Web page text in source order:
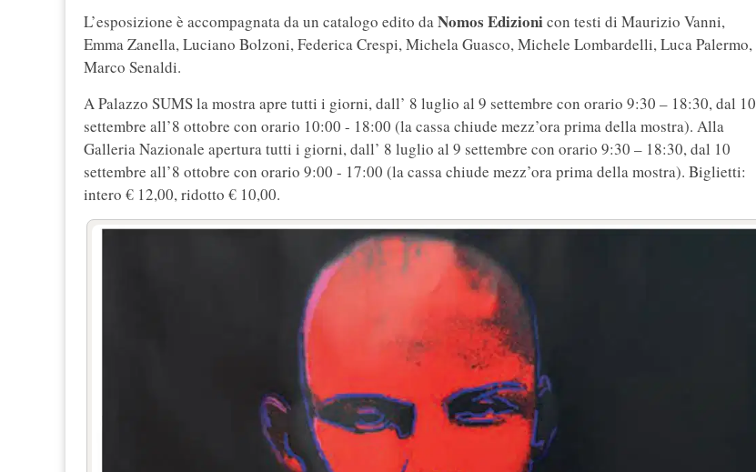
L’esposizione è accompagnata da un catalogo edito daNomos Edizionicon testi di Maurizio Vanni,
Emma Zanella, Luciano Bolzoni, Federica Crespi, Michela Guasco, Michele Lombardelli, Luca Palermo,
Marco Senaldi.
A Palazzo SUMS la mostra apre tutti i giorni, dall’ 8 luglio al 9 settembre con orario 9:30 – 18:30, dal 10
settembre all’8 ottobre con orario 10:00 - 18:00 (la cassa chiude mezz’ora prima della mostra). Alla
Galleria Nazionale apertura tutti i giorni, dall’ 8 luglio al 9 settembre con orario 9:30 – 18:30, dal 10
settembre all’8 ottobre con orario 9:00 - 17:00 (la cassa chiude mezz’ora prima della mostra). Biglietti:
intero € 12,00, ridotto € 10,00.